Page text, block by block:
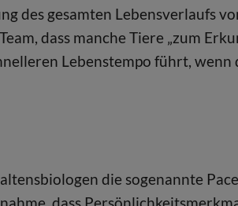
des gesamten Lebensverlaufs
dass manche Tiere „zum
Lebenstempo führt,
die sogenannte